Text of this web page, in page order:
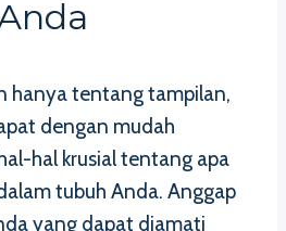
hanya tentang tampilan,
dengan mudah
hal krusial tentang apa
tubuh Anda. Anggap
yang dapat diamati